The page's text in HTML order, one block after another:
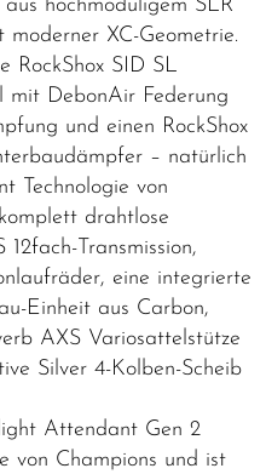
hochmoduligem SLR
XC-Geometrie.
RockShox SID SL
mit DebonAir Federung
und einen RockShox
– natürlich
Technologie von
drahtlose
Transmission,
eine integrierte
Einheit aus Carbon,
AXS Variosattelstütze
Silver 4-Kolben-Scheib
Attendant Gen 2
von Champions und ist